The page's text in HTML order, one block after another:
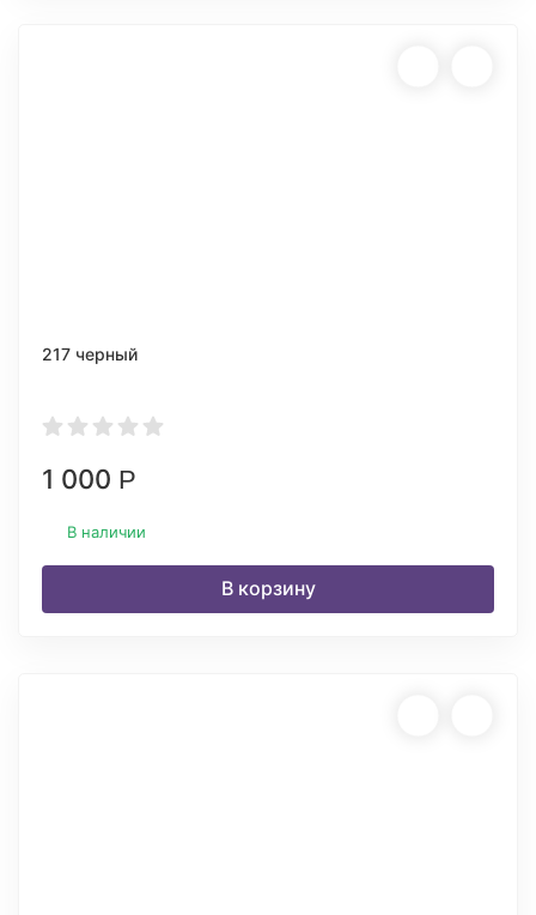
217 черный
1 000 Р
В наличии
В корзину